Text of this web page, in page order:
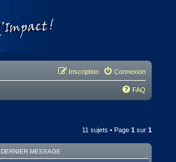
Connexion
Inscription
FAQ
11 sujets • Page 1sur 1
DERNIER MESSAGE